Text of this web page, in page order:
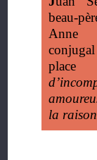
beau-
Anne
la